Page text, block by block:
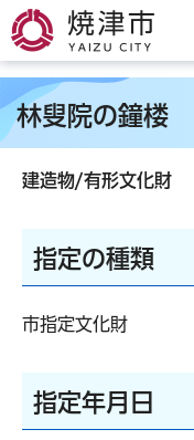
焼津市
林叟院の鐘楼
建造物/有形文化財
指定の種類
市指定文化財
指定年月日